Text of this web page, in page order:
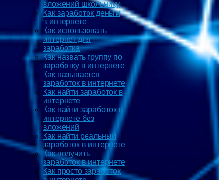
вложений школьнику
Как заработок деньги
в интернете
Как использовать
интернет для
заработка
Как назвать группу по
заработку в интернете
Как называется
заработок в интернете
Как найти заработок в
интернете
Как найти заработок в
интернете без
вложений
Как найти реальный
заработок в интернете
Как получить
заработок в интернете
Как просто заработок